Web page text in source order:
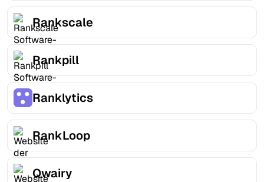
Rankscale
Rankpill
Ranklytics
RankLoop
Qwairy